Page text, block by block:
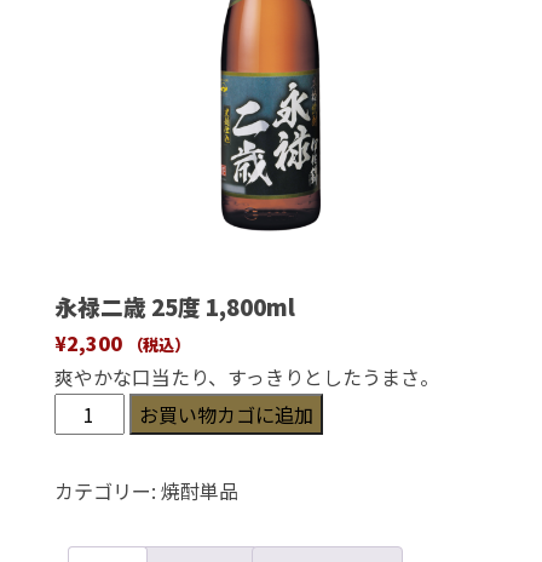
永禄二歳 25度 1,800ml
¥2,300 （税込）
爽やかな口当たり、すっきりとしたうまさ。
禄
二
25
お買い物カゴに追加
カテゴリー: 焼酎単品